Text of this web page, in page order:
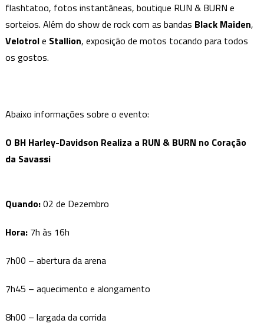
flashtatoo, fotos instantâneas, boutique RUN & BURN e
sorteios. Além do show de rock com as bandas Black Maiden,
Velotrole Stallion, exposição de motos tocando para todos
os gostos.
Abaixo informações sobre o evento:
O BH Harley-Davidson Realiza a RUN & BURN no Coração
da Savassi
Quando:02 de Dezembro
Hora: 7h às 16h
7h00 – abertura da arena
7h45 – aquecimento e alongamento
8h00 – largada da corrida